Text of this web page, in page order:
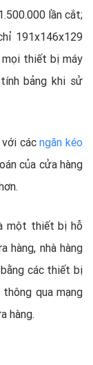
lần cắt;
191x146x129
mọi thiết bị máy
bảng khi sử
với cácngăn kéo
của cửa hàng
một thiết bị hỗ
hàng, nhà hàng
các thiết bị
qua mạng
hàng.